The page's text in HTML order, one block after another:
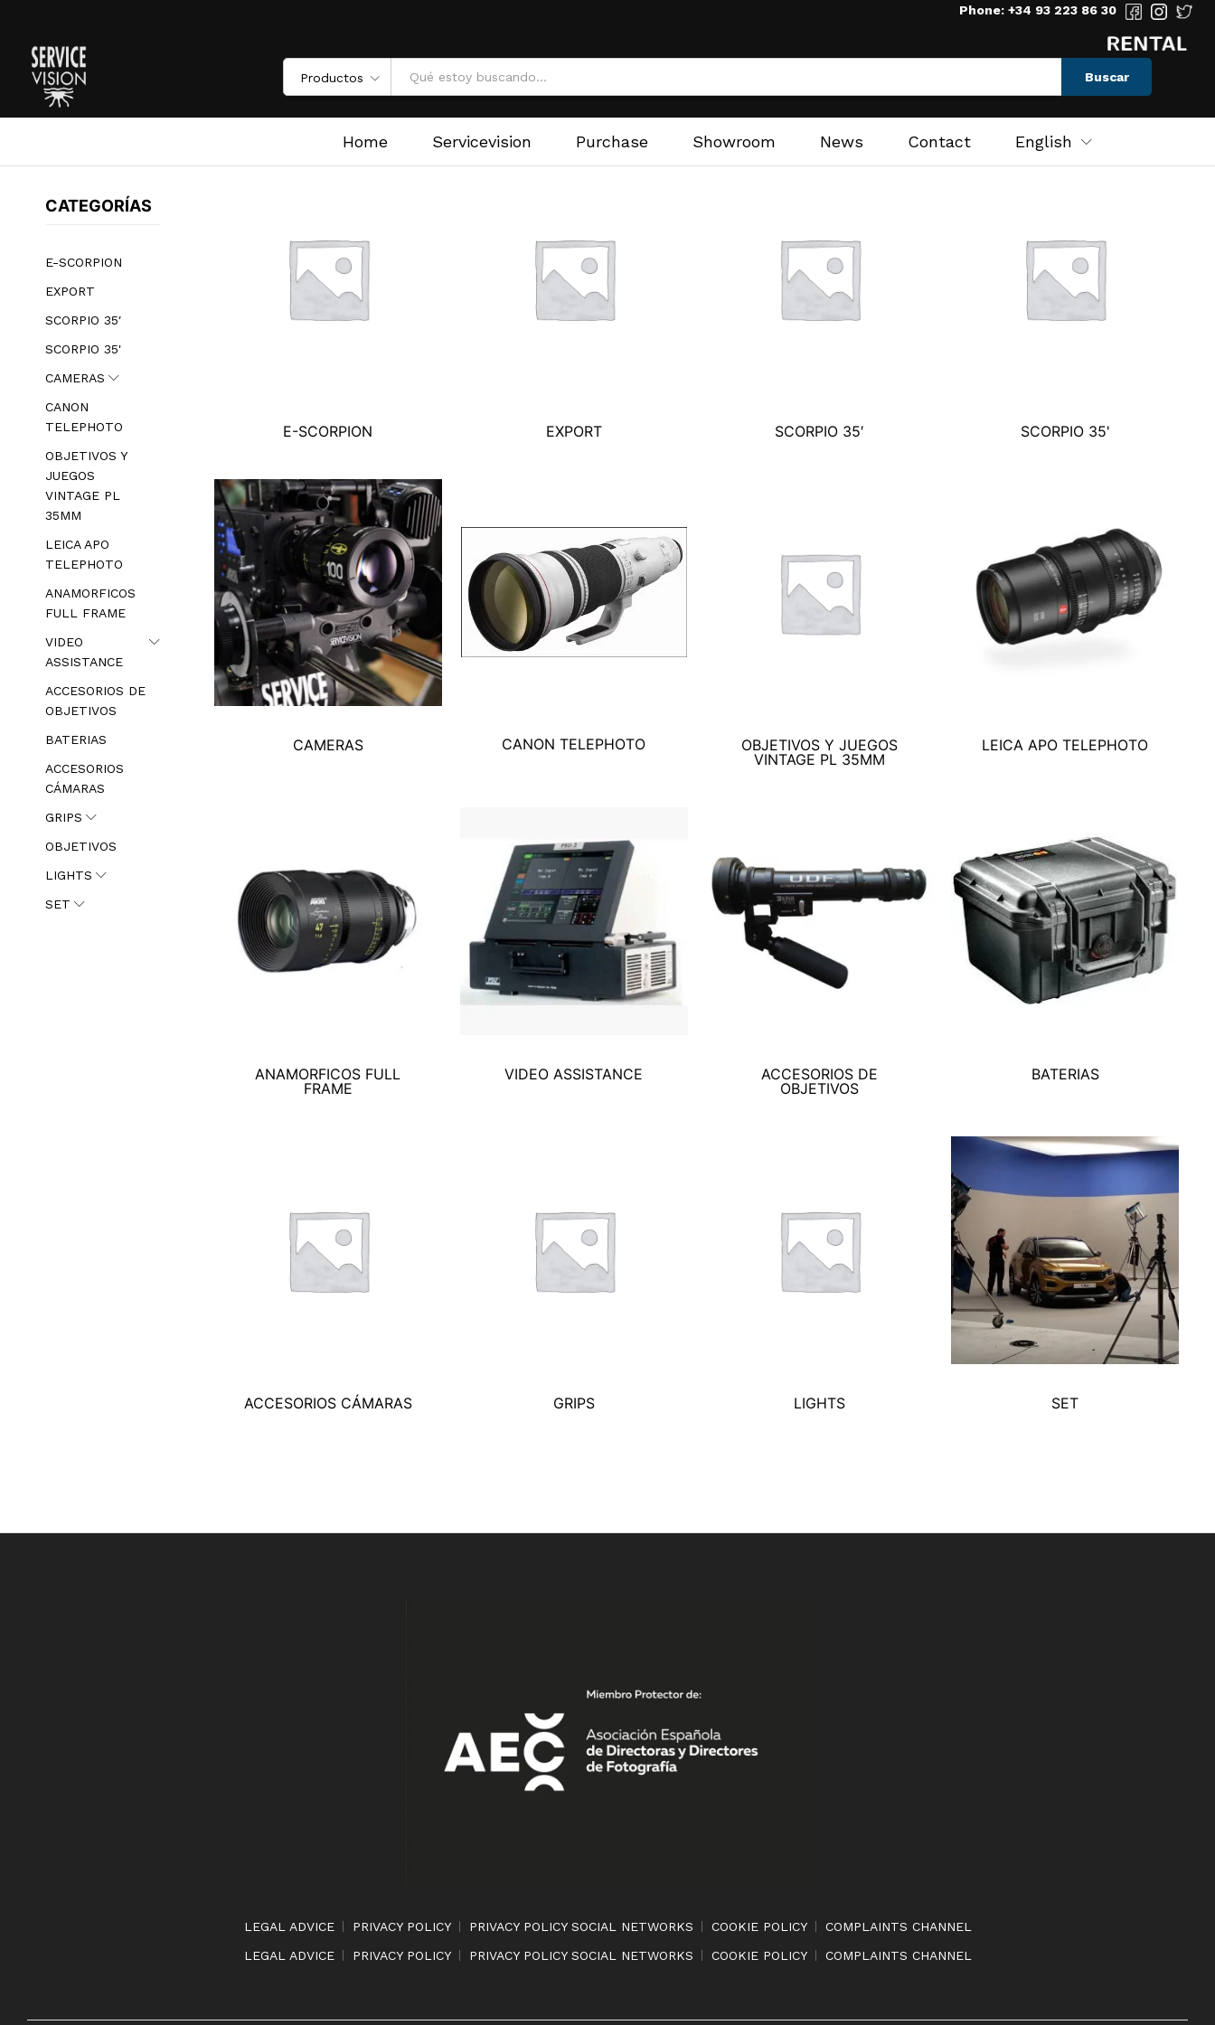
Phone: +34 93 223 86 30
Productos Buscar
Home Servicevision Purchase Showroom News Contact English
Home /
E-SCORPION EXPORT SCORPIO 35′ SCORPIO 35'
CAMERAS CANON TELEPHOTO
OBJETIVOS Y JUEGOS
VINTAGE PL 35MM
LEICA APO TELEPHOTO
ANAMORFICOS FULL
FRAME
VIDEO ASSISTANCE
ACCESORIOS DE
OBJETIVOS
BATERIAS
ACCESORIOS CÁMARAS GRIPS LIGHTS SET
CATEGORÍAS
E-SCORPION
EXPORT
SCORPIO 35′
SCORPIO 35'
CAMERAS
CANON
TELEPHOTO
OBJETIVOS Y
JUEGOS
VINTAGE PL
35MM
LEICA APO
TELEPHOTO
ANAMORFICOS
FULL FRAME
VIDEO
ASSISTANCE
ACCESORIOS DE
OBJETIVOS
BATERIAS
ACCESORIOS
CÁMARAS
GRIPS
OBJETIVOS
LIGHTS
SET
LEGAL ADVICE PRIVACY POLICY PRIVACY POLICY SOCIAL NETWORKS COOKIE POLICY
COMPLAINTS CHANNEL
LEGAL ADVICE
PRIVACY POLICY PRIVACY POLICY SOCIAL NETWORKS COOKIE POLICY COMPLAINTS CHANNEL